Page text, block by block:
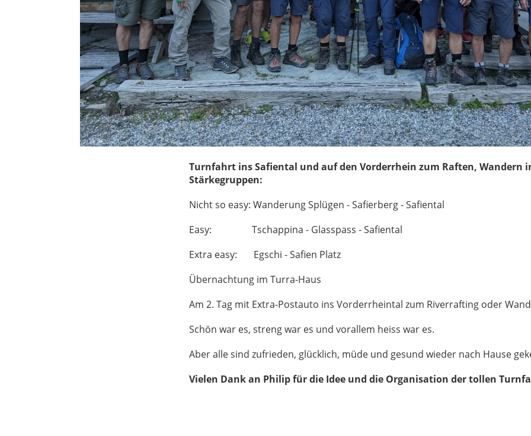
Turnfahrt ins Safiental und auf den Vorderrhein zum Raften, Wandern
Stärkegruppen:
Nicht so easy: Wanderung Splügen - Safierberg - Safiental
Easy: Tschappina - Glasspass - Safiental
Extra easy: Egschi - Safien Platz
Übernachtung im Turra-Haus
Am 2. Tag mit Extra-Postauto ins Vorderrheintal zum Riverrafting oder
Schön war es, streng war es und vorallem heiss war es.
Aber alle sind zufrieden, glücklich, müde und gesund wieder nach Hause
Vielen Dank an Philip für die Idee und die Organisation der tollen